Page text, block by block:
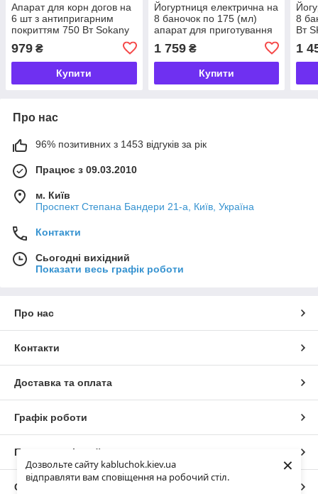
Дозвольте сайту kabluchok.kiev.ua
відправляти вам сповіщення на робочий стіл.
×
Апарат для корн догов на
6 шт з антипригарним
покриттям 750 Вт Sokany
979 ₴
Купити
Йогуртниця електрична на
8 баночок по 175 (мл)
апарат для приготування
йогурту 25 Вт йогуртниця з
таймером для дому
SK2303SS
1 759₴
Купити
8
Вт
1
Про нас
96% позитивних з 1453 відгуків за рік
Працює з 09.03.2010
м. Київ
Проспект Степана Бандери 21-а, Київ, Україна
Контакти
Сьогодні вихідний
Показати весь графік роботи
Про нас
Контакти
Доставка та оплата
Графік роботи
Повна версія сайту
Сайт створено на маркетплейсі